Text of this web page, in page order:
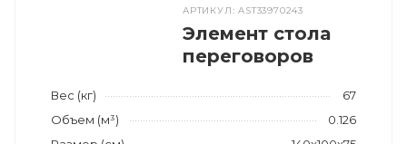
АРТИКУЛ: AST33970243
Элемент стола
переговоров
Вес (кг)
67
Объем (м³)
0.126